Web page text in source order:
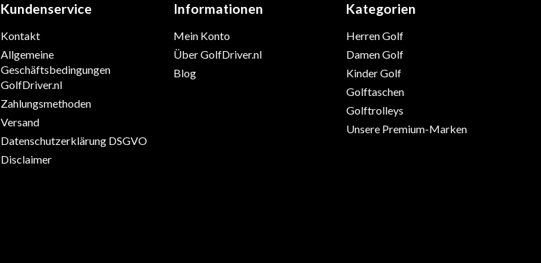
Kundenservice
Kontakt
Allgemeine
Geschäftsbedingungen
GolfDriver.nl
Zahlungsmethoden
Versand
Datenschutzerklärung DSGVO
Disclaimer
Informationen
Mein Konto
Über GolfDriver.nl
Blog
Kategorien
Herren Golf
Damen Golf
Kinder Golf
Golftaschen
Golftrolleys
Unsere Premium-Marken